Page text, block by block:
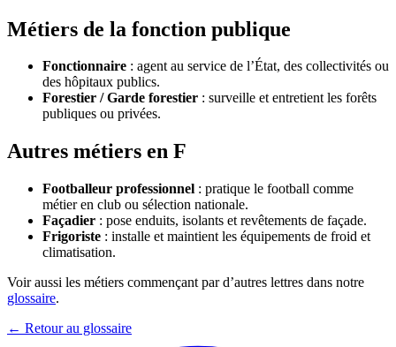
Métiers de la fonction publique
Fonctionnaire : agent au service de l’État, des collectivités ou
des hôpitaux publics.
Forestier / Garde forestier : surveille et entretient les forêts
publiques ou privées.
Autres métiers en F
Footballeur professionnel : pratique le football comme
métier en club ou sélection nationale.
Façadier : pose enduits, isolants et revêtements de façade.
Frigoriste : installe et maintient les équipements de froid et
climatisation.
Voir aussi les métiers commençant par d’autres lettres dans notre
glossaire.
← Retour au glossaire